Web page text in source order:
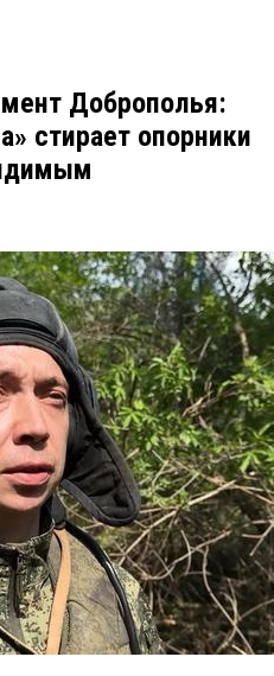
Доброполья:
стирает опорники